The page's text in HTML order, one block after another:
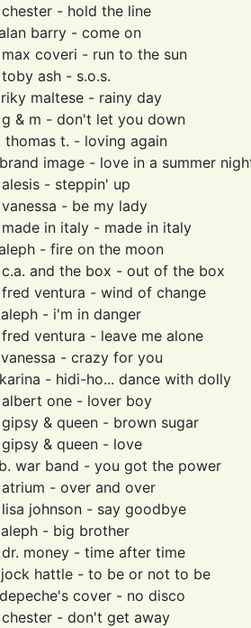
- hold the line
barry - come on
coveri - run to the sun
ash - s.o.s.
maltese - rainy day
& m - don't let you down
thomas t. - loving again
image - love in a summer
- steppin' up
- be my lady
in italy - made in italy
- fire on the moon
and the box - out of the box
ventura - wind of change
- i'm in danger
ventura - leave me alone
- crazy for you
- hidi-ho... dance with dolly
one - lover boy
& queen - brown sugar
& queen - love
war band - you got the power
- over and over
johnson - say goodbye
- big brother
money - time after time
hattle - to be or not to be
cover - no disco
- don't get away